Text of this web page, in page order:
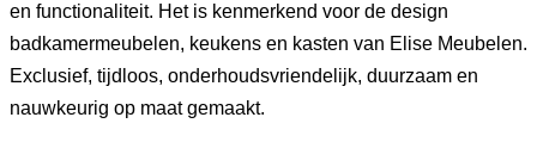
en functionaliteit. Het is kenmerkend voor de design
badkamermeubelen, keukens en kasten van Elise Meubelen.
Exclusief, tijdloos, onderhoudsvriendelijk, duurzaam en
nauwkeurig op maat gemaakt.